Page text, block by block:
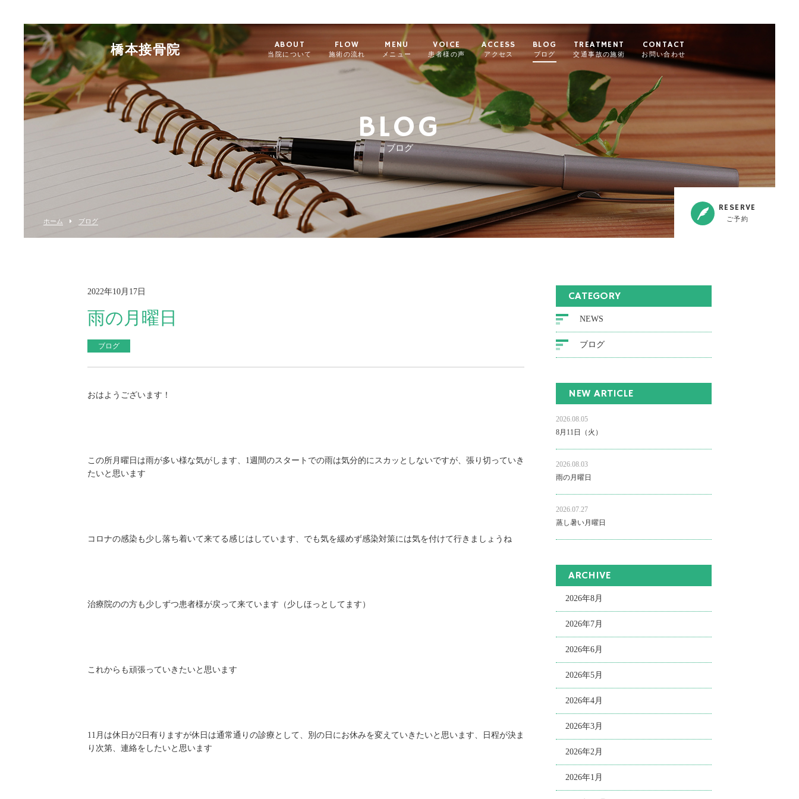
橋本接骨院 ABOUT
当院について
FLOW
施術の流れ
MENU
メニュー
VOICE
患者様の声
ACCESS
アクセス
BLOG
ブログ
TREATMENT
交通事故の施術
CONTACT
お問い合わせ
BLOG
ブログ
ホーム ブログ
RESERVE
ご予約
2022年10月17日
雨の月曜日
ブログ
おはようございます！
この所月曜日は雨が多い様な気がします、1週間のスタートでの雨は気分的にスカッとしないですが、張り切っていき
たいと思います
コロナの感染も少し落ち着いて来てる感じはしています、でも気を緩めず感染対策には気を付けて行きましょうね
治療院のの方も少しずつ患者様が戻って来ています（少しほっとしてます）
これからも頑張っていきたいと思います
11月は休日が2日有りますが休日は通常通りの診療として、別の日にお休みを変えていきたいと思います、日程が決ま
り次第、連絡をしたいと思います
CATEGORY
NEWS
ブログ
NEW ARTICLE
2026.08.05
8月11日（火）
2026.08.03
雨の月曜日
2026.07.27
蒸し暑い月曜日
ARCHIVE
2026年8月
2026年7月
2026年6月
2026年5月
2026年4月
2026年3月
2026年2月
2026年1月